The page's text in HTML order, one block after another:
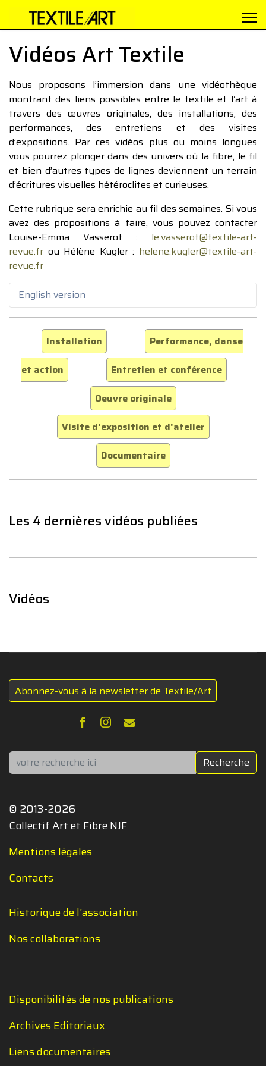
Vidéos Art Textile
Nous proposons l’immersion dans une vidéothèque
montrant des liens possibles entre le textile et l’art à
travers des œuvres originales, des installations, des
performances, des entretiens et des visites
d’expositions. Par ces vidéos plus ou moins longues
vous pourrez plonger dans des univers où la fibre, le fil
et bien d’autres types de lignes deviennent un terrain
d’écritures visuelles hétéroclites et curieuses.
Cette rubrique sera enrichie au fil des semaines. Si vous
avez des propositions à faire, vous pouvez contacter
Louise-Emma Vasserot : le.vasserot@textile-art-
revue.fr ou Hélène Kugler : helene.kugler@textile-art-
revue.fr
English version
Installation
Performance, danse
et action
Entretien et conférence
Oeuvre originale
Visite d'exposition et d'atelier
Documentaire
Les 4 dernières vidéos publiées
Vidéos
Abonnez-vous à la newsletter de Textile/Art
Rechercher Recherche
© 2013-2026
Collectif Art et Fibre NJF
Mentions légales
Contacts
Historique de l'association
Nos collaborations
Disponibilités de nos publications
Archives Editoriaux
Liens documentaires